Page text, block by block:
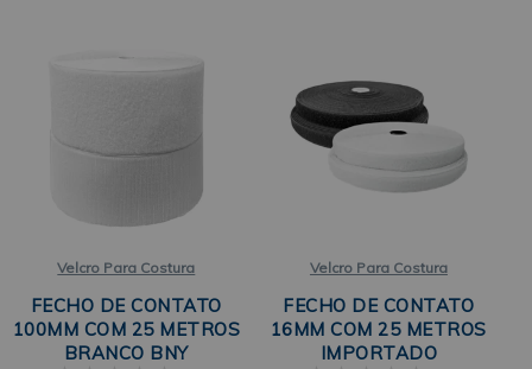
Velcro Para Costura
FECHO DE CONTATO
100MM COM 25 METROS
BRANCO BNY
Velcro Para Costura
FECHO DE CONTATO
16MM COM 25 METROS
IMPORTADO